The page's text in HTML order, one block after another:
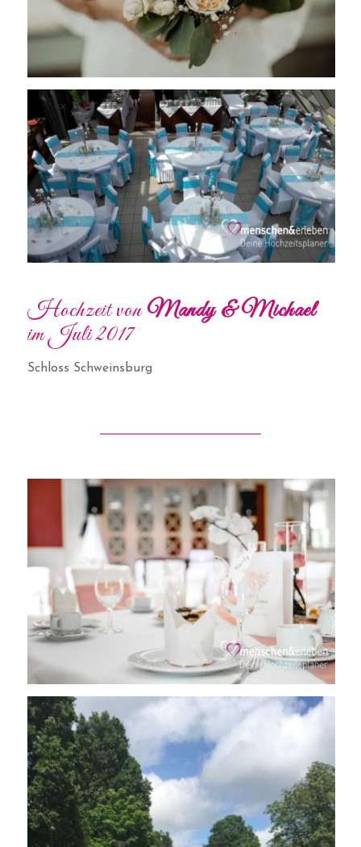
Hochzeit vonMandy & Michael
im Juli 2017
Schloss Schweinsburg